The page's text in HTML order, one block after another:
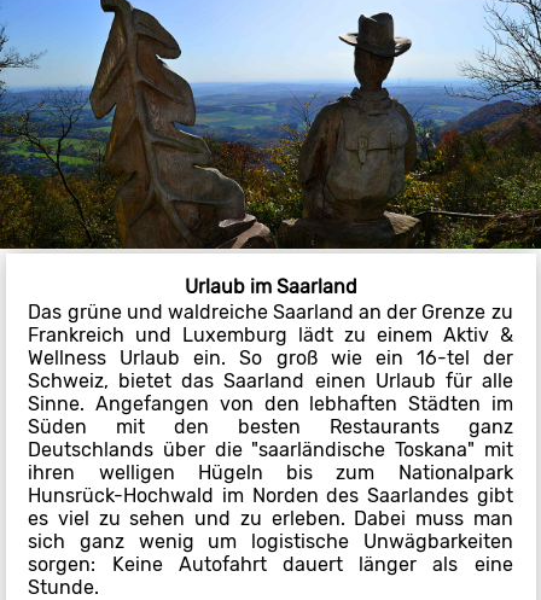
Urlaub im Saarland
Das grüne und waldreiche Saarland an der Grenze zu
Frankreich und Luxemburg lädt zu einem Aktiv &
Wellness Urlaub ein. So groß wie ein 16-tel der
Schweiz, bietet das Saarland einen Urlaub für alle
Sinne. Angefangen von den lebhaften Städten im
Süden mit den besten Restaurants ganz
Deutschlands über die "saarländische Toskana" mit
ihren welligen Hügeln bis zum Nationalpark
Hunsrück-Hochwald im Norden des Saarlandes gibt
es viel zu sehen und zu erleben. Dabei muss man
sich ganz wenig um logistische Unwägbarkeiten
sorgen: Keine Autofahrt dauert länger als eine
Stunde.